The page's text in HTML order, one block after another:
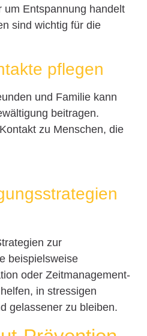
um Entspannung handelt
sind wichtig für die
pflegen
und Familie kann
beitragen.
zu Menschen, die
zur
beispielsweise
oder Zeitmanagement-
in stressigen
gelassener zu bleiben.